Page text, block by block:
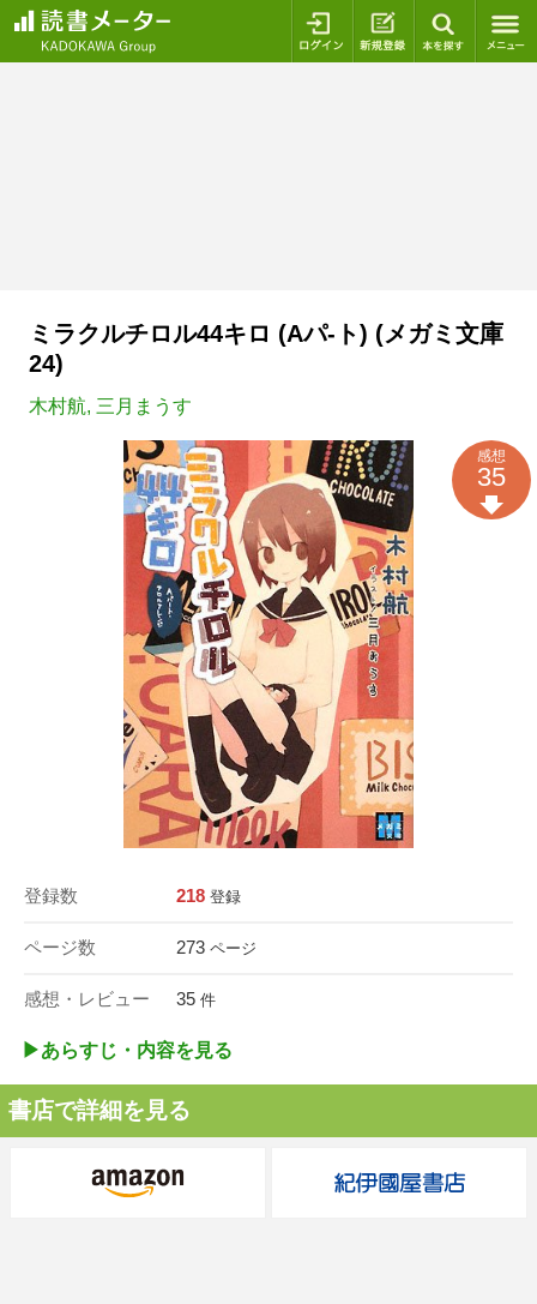
ログイン 新規登録
ミラクルチロル44キロ (Aパ-ト) (メガミ文庫
24)
木村航, 三月まうす
登録数 218 登録
ページ数 273 ページ
感想・レビュー 35 件
感想
35
▶︎あらすじ・内容を見る
書店で詳細を見る